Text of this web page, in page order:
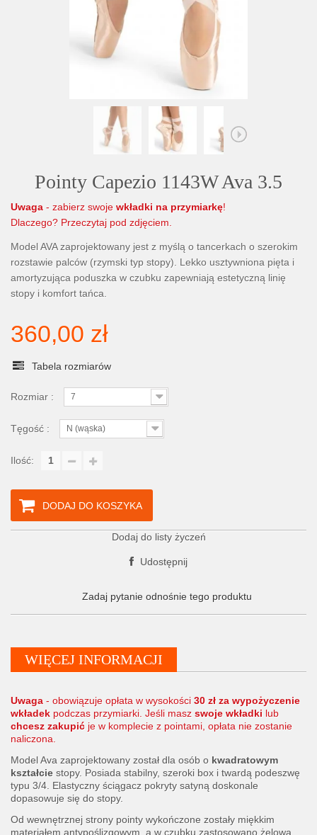
Pointy Capezio 1143W Ava 3.5
Uwaga - zabierz swoje wkładki na przymiarkę!
Dlaczego? Przeczytaj pod zdjęciem.
Model AVA zaprojektowany jest z myślą o tancerkach o szerokim
rozstawie palców (rzymski typ stopy). Lekko usztywniona pięta i
amortyzująca poduszka w czubku zapewniają estetyczną linię
stopy i komfort tańca.
360,00 zł
Tabela rozmiarów
Rozmiar : 7
Tęgość : N (wąska)
Ilość:
DODAJ DO KOSZYKA
Dodaj do listy życzeń
Udostępnij
Zadaj pytanie odnośnie tego produktu
WIĘCEJ INFORMACJI
Uwaga - obowiązuje opłata w wysokości 30 zł za wypożyczenie
wkładek podczas przymiarki. Jeśli masz swoje wkładki lub
chcesz zakupić je w komplecie z pointami, opłata nie zostanie
naliczona.
Model Ava zaprojektowany został dla osób o kwadratowym
kształcie stopy. Posiada stabilny, szeroki box i twardą podeszwę
typu 3/4. Elastyczny ściągacz pokryty satyną doskonale
dopasowuje się do stopy.
Od wewnętrznej strony pointy wykończone zostały miękkim
materiałem antypoślizgowym, a w czubku zastosowano żelową